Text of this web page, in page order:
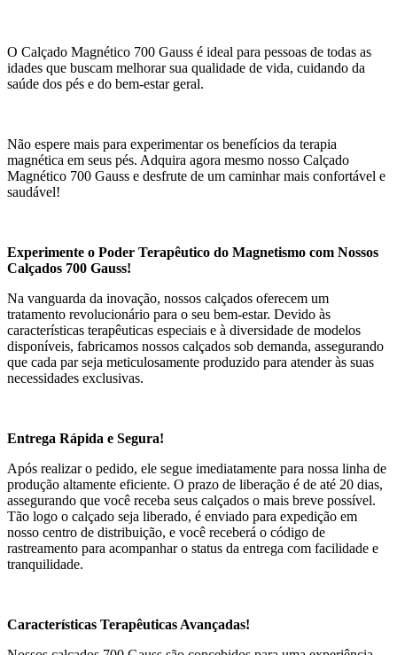
O Calçado Magnético 700 Gauss é ideal para pessoas de todas as
idades que buscam melhorar sua qualidade de vida, cuidando da
saúde dos pés e do bem-estar geral.
Não espere mais para experimentar os benefícios da terapia
magnética em seus pés. Adquira agora mesmo nosso Calçado
Magnético 700 Gauss e desfrute de um caminhar mais confortável e
saudável!
Experimente o Poder Terapêutico do Magnetismo com Nossos
Calçados 700 Gauss!
Na vanguarda da inovação, nossos calçados oferecem um
tratamento revolucionário para o seu bem-estar. Devido às
características terapêuticas especiais e à diversidade de modelos
disponíveis, fabricamos nossos calçados sob demanda, assegurando
que cada par seja meticulosamente produzido para atender às suas
necessidades exclusivas.
Entrega Rápida e Segura!
Após realizar o pedido, ele segue imediatamente para nossa linha de
produção altamente eficiente. O prazo de liberação é de até 20 dias,
assegurando que você receba seus calçados o mais breve possível.
Tão logo o calçado seja liberado, é enviado para expedição em
nosso centro de distribuição, e você receberá o código de
rastreamento para acompanhar o status da entrega com facilidade e
tranquilidade.
Características Terapêuticas Avançadas!